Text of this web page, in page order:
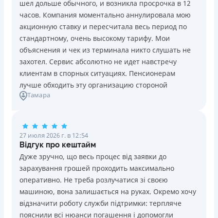
Погашение
В кассах и терминалах отделений
Оплата на расчетный счёт
Онлайн (через сайт или интернет-банкинг)
Через терминалы самообслуживания
Лицензия НБУ
Лицензия НБУ №10
Вся информация о кредите
ПОЛУЧИТЬ ЗАЙМ
Возраст
18 - 70 лет
Преимущества
Сниженная процентная ставка 0,01% в день для
новых клиентов на период от 3 до 30 дней (после
этого стандартная ставка 1%)
Запрашиваются только данные паспорта, ИНН, номер
банковской карты и телефона
проблемной кредитной историей.
Переводятся деньги на банковскую карту сразу после
подписания электронного договора о предоставлении
кредита
Дарятся скидки до -99% постоянным клиентам на
будущие кредиты согласно программе лояльности
Программа лояльности для постоянных клиентов
Круглосуточная поддержка в Viber, Telegram,
шел дольше обычного, и возникла просрочка в 12
часов. Компания моментально аннулировала мою
акционную ставку и пересчитала весь период по
стандартному, очень высокому тарифу. Мои
объяснения и чек из терминала никто слушать не
захотел. Сервис абсолютно не идет навстречу
клиентам в спорных ситуациях. Пенсионерам
лучше обходить эту организацию стороной
Тамара
27 июля 2026 г. в 12:54
Відгук про кештайм
Дуже зручно, що весь процес від заявки до
зарахування грошей проходить максимально
оперативно. Не треба розлучатися зі своєю
машиною, вона залишається на руках. Окремо хочу
відзначити роботу служби підтримки: терпляче
пояснили всі нюанси погашення і допомогли